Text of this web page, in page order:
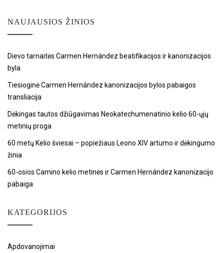
NAUJAUSIOS ŽINIOS
Dievo tarnaitės Carmen Hernández beatifikacijos ir kanonizacijos
byla
Tiesioginė Carmen Hernández kanonizacijos bylos pabaigos
transliacija
Dėkingas tautos džiūgavimas Neokatechumenatinio kelio 60-ųjų
metinių proga
60 metų Kelio šviesai – popiežiaus Leono XIV artumo ir dėkingumo
žinia
60-osios Camino kelio metinės ir Carmen Hernández kanonizacijo
pabaiga
KATEGORIJOS
Apdovanojimai